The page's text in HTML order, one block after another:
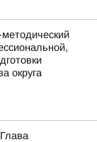
округа